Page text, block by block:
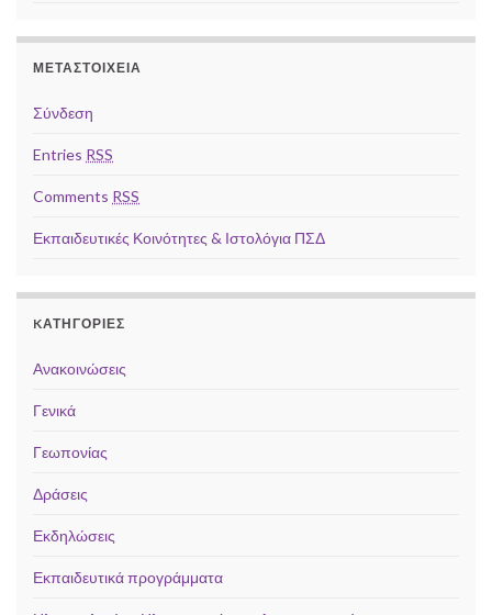
ΜΕΤΑΣΤΟΙΧΕΊΑ
Σύνδεση
Entries RSS
Comments RSS
Εκπαιδευτικές Κοινότητες & Ιστολόγια ΠΣΔ
KΑΤΗΓΟΡΊΕΣ
Ανακοινώσεις
Γενικά
Γεωπονίας
Δράσεις
Εκδηλώσεις
Εκπαιδευτικά προγράμματα